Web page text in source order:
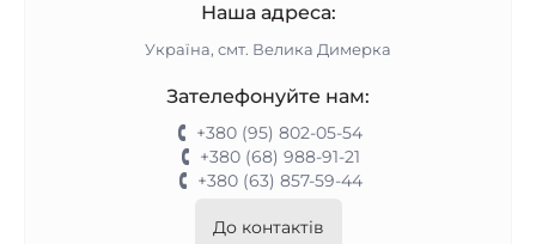
Наша адреса:
Україна, смт. Велика Димерка
Зателефонуйте нам:
+380 (95) 802-05-54
+380 (68) 988-91-21
+380 (63) 857-59-44
До контактів